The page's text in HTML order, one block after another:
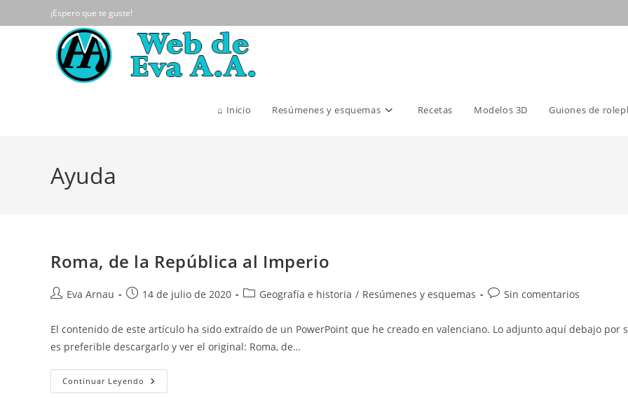
al
¡Espero que te guste!
⌂ Inicio Resúmenes y esquemas Recetas Modelos 3D Guiones de
Ayuda
Roma, de la República al Imperio
Autor
la
entrada:
Eva Arnau
Publicación
entrada:
14 de julio de 2020
Categoría
la
entrada:
Geografía e historia / Resúmenes y esquemas
Comentarios
la
entrada:
Sin comentarios
El contenido de este artículo ha sido extraído de un PowerPoint que he creado en valenciano. Lo adjunto aquí debajo por
es preferible descargarlo y ver el original: Roma, de…
Continuar Leyendo Roma,
De